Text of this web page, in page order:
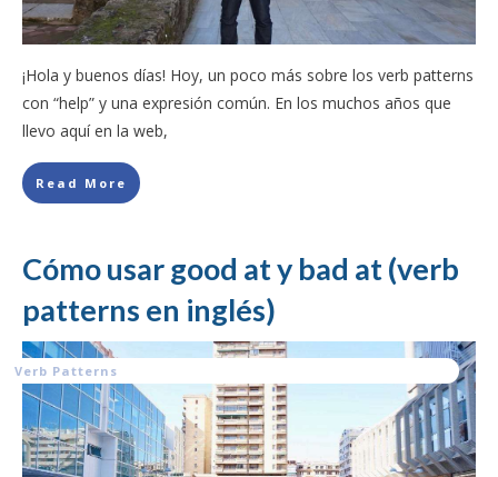
¡Hola y buenos días! Hoy, un poco más sobre los verb patterns
con “help” y una expresión común. En los muchos años que
llevo aquí en la web,
Read More
Cómo usar good at y bad at (verb
patterns en inglés)
Verb Patterns